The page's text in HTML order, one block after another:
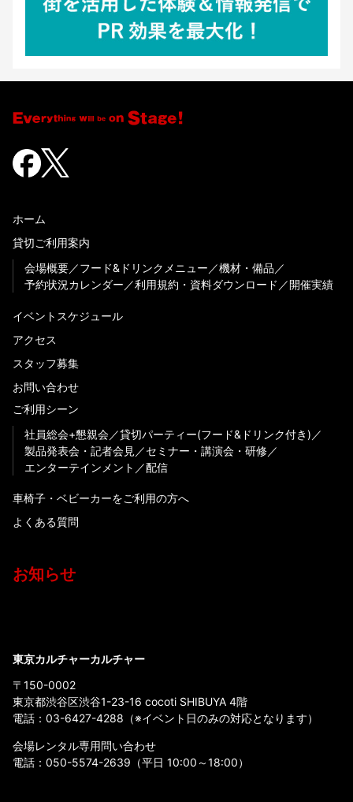
ホーム
貸切ご利用案内
会場概要
フード&ドリンクメニュー
機材・備品
予約状況カレンダー
利用規約・資料ダウンロード 開催実績
イベントスケジュール
アクセス
スタッフ募集
お問い合わせ
ご利用シーン
社員総会+懇親会
貸切パーティー(フード&ドリンク付き)
製品発表会・記者会見
セミナー・講演会・研修
エンターテインメント
配信
車椅子・ベビーカーをご利用の方へ
よくある質問
お知らせ
東京カルチャーカルチャー
〒150-0002
東京都渋谷区渋谷1-23-16 cocoti SHIBUYA 4階
電話： 03-6427-4288 （※イベント日のみの対応となります）
会場レンタル専用問い合わせ
電話： 050-5574-2639 （平日 10:00～18:00）